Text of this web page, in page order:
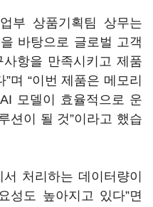
부 상품기획팀 상무는
바탕으로 글로벌 고객
항을 만족시키고 제품
며 “이번 제품은 메모리
모델이 효율적으로 운
션이 될 것”이라고 했습
처리하는 데이터량이
성도 높아지고 있다”면